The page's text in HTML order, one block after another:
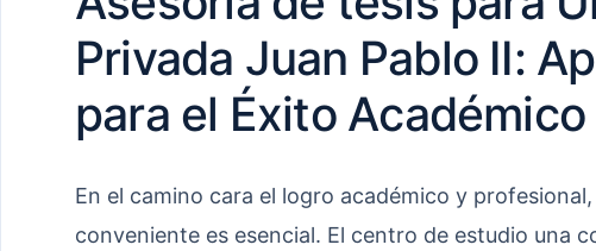
Privada Juan Pablo II:
para el Éxito Académico
En el camino cara el logro académico y
conveniente es esencial. El centro de estudio una